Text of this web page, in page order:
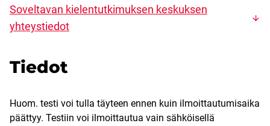
Soveltavan kielentutkimuksen keskuksen
yhteystiedot
Tiedot
Huom. testi voi tulla täyteen ennen kuin ilmoittautumisaika
päättyy. Testiin voi ilmoittautua vain sähköisellä